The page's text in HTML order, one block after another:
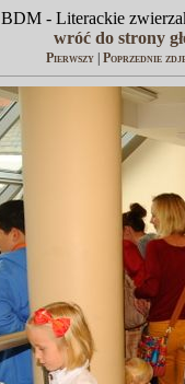
BDM - Literackie
wróć do strony
Pierwszy| Poprzednie